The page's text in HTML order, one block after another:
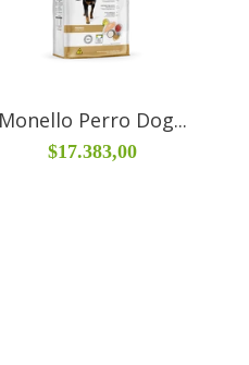
Monello Perro Dog...
$17.383,00